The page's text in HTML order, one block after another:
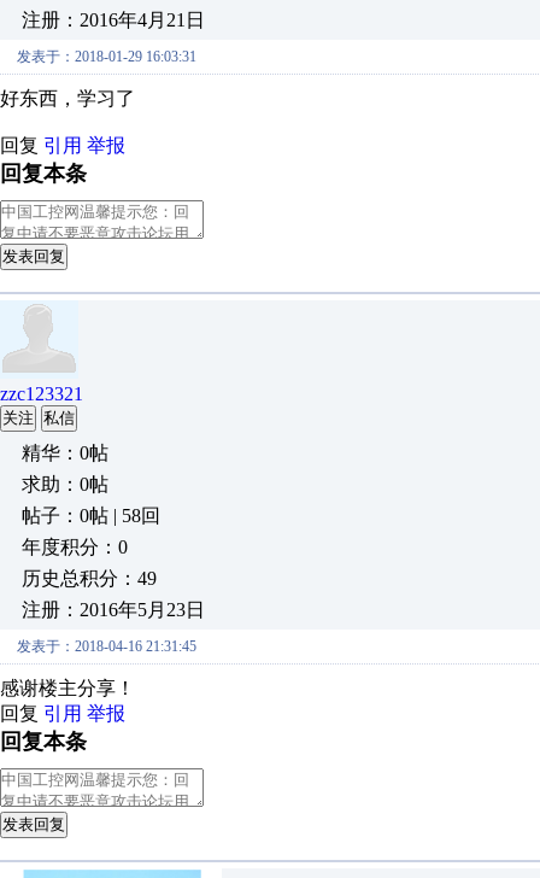
注册：2016年4月21日
发表于：2018-01-29 16:03:31
好东西，学习了
回复 引用 举报
回复本条
发表回复
zzc123321
关注 私信
精华：0帖
求助：0帖
帖子：0帖 | 58回
年度积分：0
历史总积分：49
注册：2016年5月23日
发表于：2018-04-16 21:31:45
感谢楼主分享！
回复 引用 举报
回复本条
发表回复